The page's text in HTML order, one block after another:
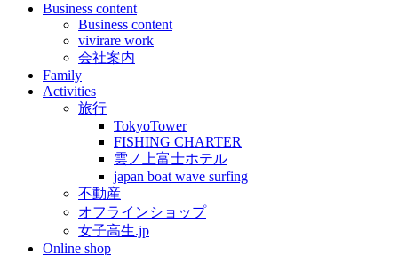
Business content
Business content
vivirare work
会社案内
Family
Activities
旅行
TokyoTower
FISHING CHARTER
雲ノ上富士ホテル
japan boat wave surfing
不動産
オフラインショップ
女子高生.jp
Online shop